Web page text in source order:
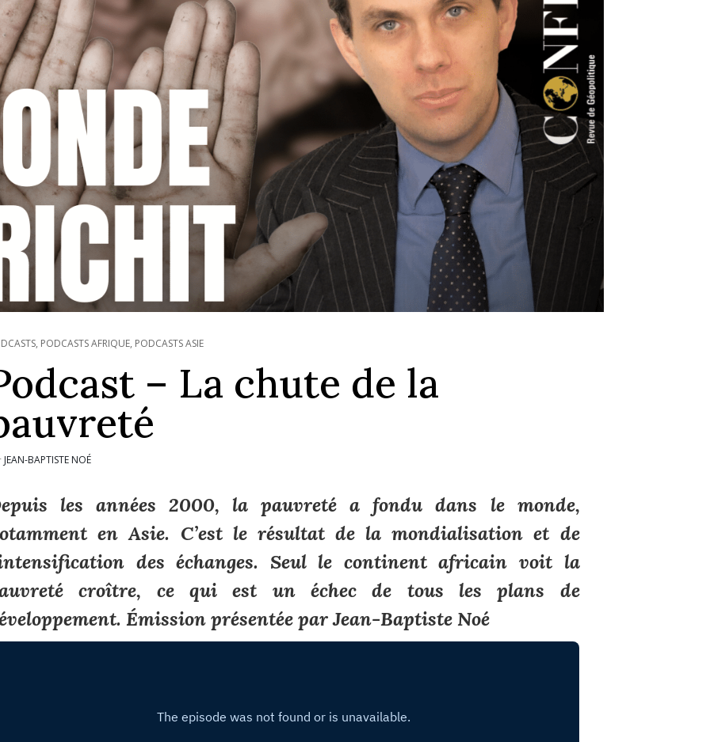
, PODCASTS AFRIQUE, PODCASTS ASIE
– La chute de la
JEAN-BAPTISTE NOÉ
les années 2000, la pauvreté a fondu dans le monde,
en Asie. C’est le résultat de la mondialisation et de
des échanges. Seul le continent africain voit la
croître, ce qui est un échec de tous les plans de
Émission présentée par Jean-Baptiste Noé